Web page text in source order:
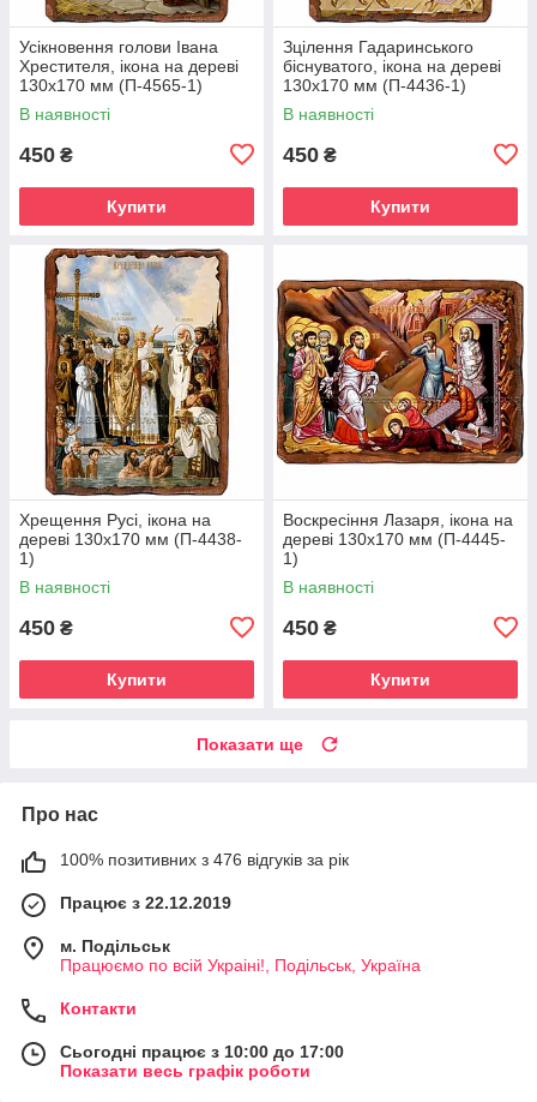
Усікновення голови Івана
Хрестителя, ікона на дереві
130х170 мм (П-4565-1)
В наявності
450 ₴
Купити
Зцілення Гадаринського
біснуватого, ікона на дереві
130х170 мм (П-4436-1)
В наявності
450 ₴
Купити
Хрещення Русі, ікона на
дереві 130х170 мм (П-4438-
1)
В наявності
450 ₴
Купити
Воскресіння Лазаря, ікона на
дереві 130х170 мм (П-4445-
1)
В наявності
450 ₴
Купити
Показати ще
Про нас
100% позитивних з 476 відгуків за рік
Працює з 22.12.2019
м. Подільськ
Працюємо по всій Украіні!, Подільськ, Україна
Контакти
Сьогодні працює з 10:00 до 17:00
Показати весь графік роботи